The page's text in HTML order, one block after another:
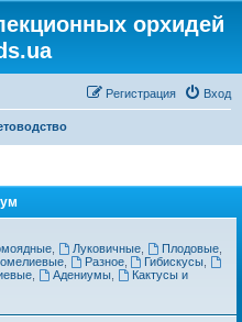
орхидей
Вход
Регистрация
, Луковичные, Плодовые,
, Разное, Гибискусы
, Адениумы,
Кактусы и